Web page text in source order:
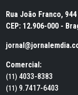
Rua João Franco,
CEP: 12.906-000 -
Comercial:
(11) 4033-8383
(11) 9.7417-6403